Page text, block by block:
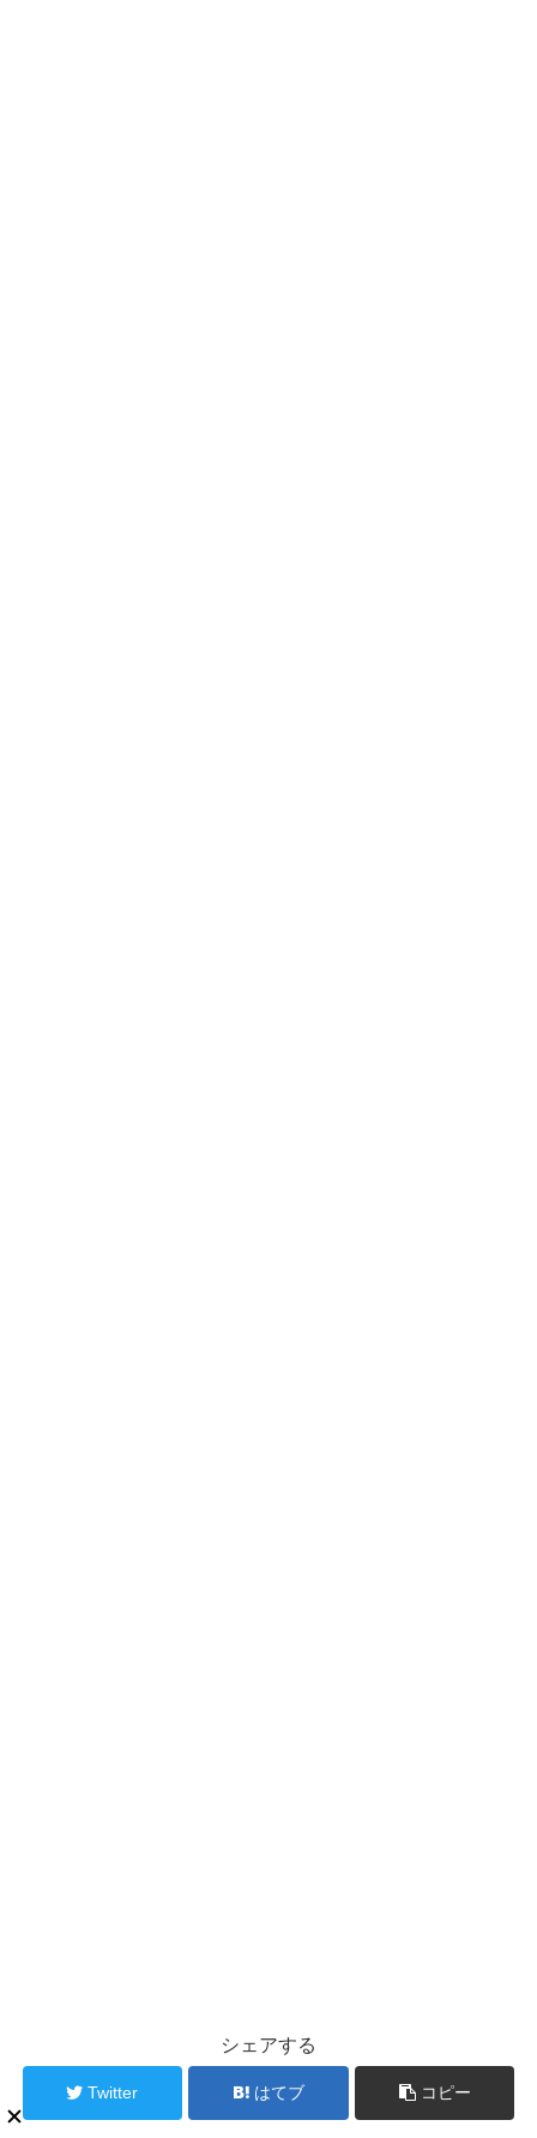
シェアする
Twitter はてブ コピー